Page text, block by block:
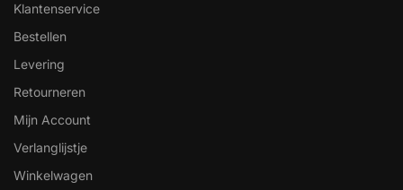
Klantenservice
Bestellen
Levering
Retourneren
Mijn Account
Verlanglijstje
Winkelwagen